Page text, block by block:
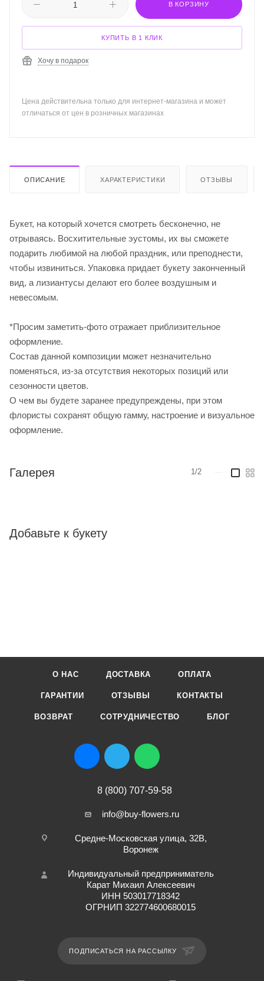
В КОРЗИНУ
КУПИТЬ В 1 КЛИК
Хочу в подарок
Цена действительна только для интернет-магазина и может
отличаться от цен в розничных магазинах
ОПИСАНИЕ ХАРАКТЕРИСТИКИ ОТЗЫВЫ
Букет, на который хочется смотреть бесконечно, не
отрываясь. Восхитительные эустомы, их вы сможете
подарить любимой на любой праздник, или преподнести,
чтобы извиниться. Упаковка придает букету законченный
вид, а лизиантусы делают его более воздушным и
невесомым.
*Просим заметить-фото отражает приблизительное
оформление.
Cостав данной композиции может незначительно
поменяться, из-за отсутствия некоторых позиций или
сезонности цветов.
О чем вы будете заранее предупреждены, при этом
флористы сохранят общую гамму, настроение и визуальное
оформление.
Галерея 1/2
Добавьте к букету
О НАС ДОСТАВКА ОПЛАТА
ГАРАНТИИ ОТЗЫВЫ КОНТАКТЫ
ВОЗВРАТ СОТРУДНИЧЕСТВО БЛОГ
8 (800) 707-59-58
info@buy-flowers.ru
Средне-Московская улица, 32В,
Воронеж
Индивидуальный предприниматель
Карат Михаил Алексеевич
ИНН 503017718342
ОГРНИП 322774600680015
ПОДПИСАТЬСЯ НА РАССЫЛКУ